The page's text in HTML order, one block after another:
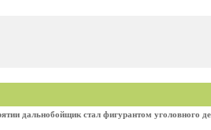
дальнобойщик стал фигурантом уголовного